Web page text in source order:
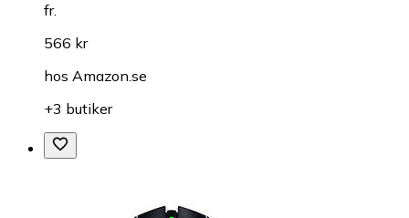
fr.
566 kr
hos Amazon.se
+3 butiker